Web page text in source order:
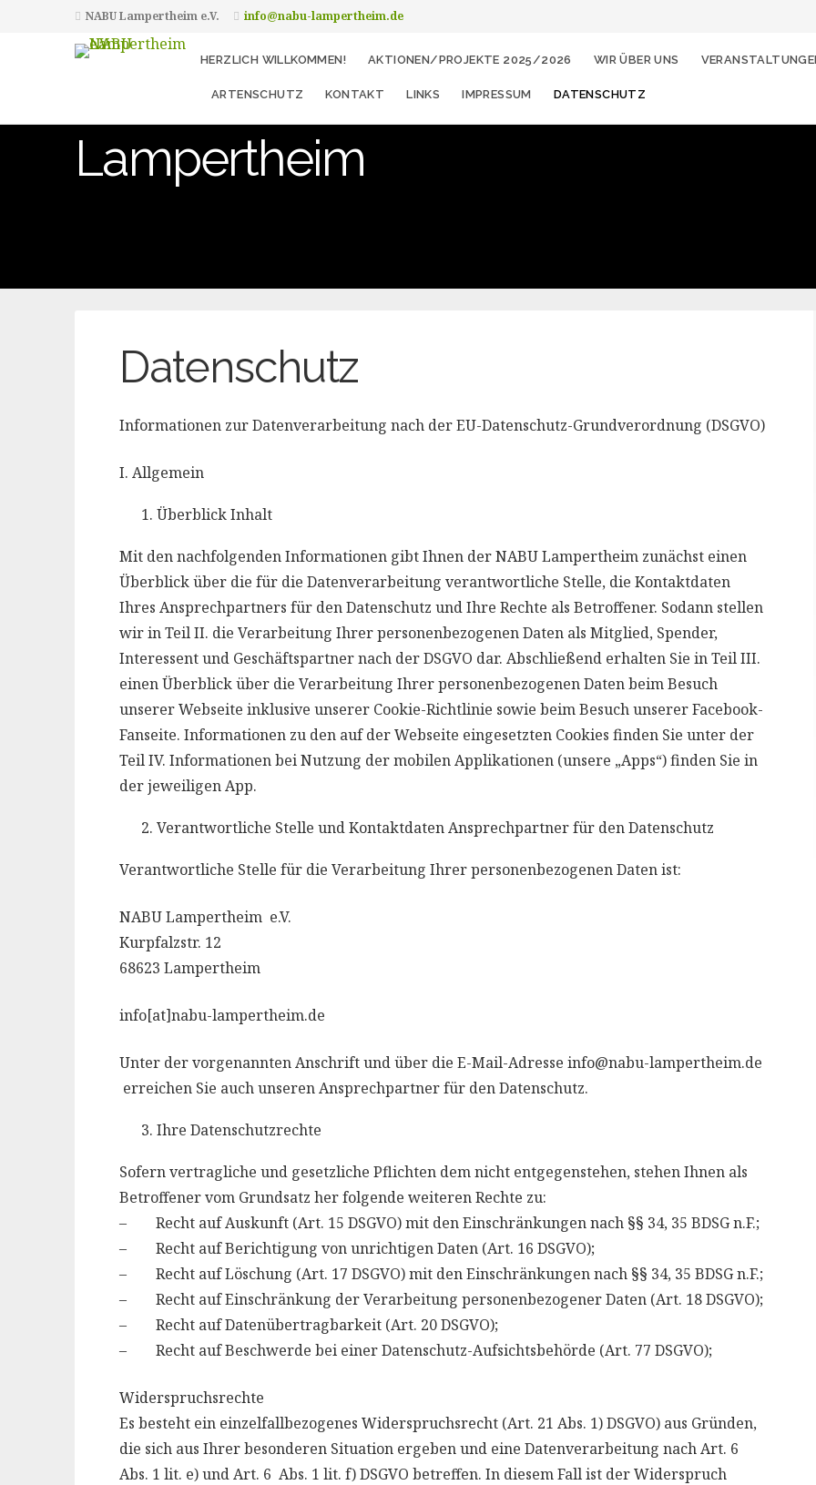
NABU Lampertheim e.V. info@nabu-lampertheim.de
HERZLICH WILLKOMMEN! AKTIONEN/PROJEKTE 2025/2026 WIR ÜBER UNS
ARTENSCHUTZ KONTAKT LINKS IMPRESSUM DATENSCHUTZ
Natur- und Umweltschutz in
Lampertheim
Datenschutz
Informationen zur Datenverarbeitung nach der EU-Datenschutz-Grundverordnung (DSGVO)
I. Allgemein
Überblick Inhalt
Mit den nachfolgenden Informationen gibt Ihnen der NABU Lampertheim zunächst einen
Überblick über die für die Datenverarbeitung verantwortliche Stelle, die Kontaktdaten
Ihres Ansprechpartners für den Datenschutz und Ihre Rechte als Betroffener. Sodann stellen
wir in Teil II. die Verarbeitung Ihrer personenbezogenen Daten als Mitglied, Spender,
Interessent und Geschäftspartner nach der DSGVO dar. Abschließend erhalten Sie in Teil III.
einen Überblick über die Verarbeitung Ihrer personenbezogenen Daten beim Besuch
unserer Webseite inklusive unserer Cookie-Richtlinie sowie beim Besuch unserer Facebook-
Fanseite. Informationen zu den auf der Webseite eingesetzten Cookies finden Sie unter der
Teil IV. Informationen bei Nutzung der mobilen Applikationen (unsere „Apps“) finden Sie in
der jeweiligen App.
Verantwortliche Stelle und Kontaktdaten Ansprechpartner für den Datenschutz
Verantwortliche Stelle für die Verarbeitung Ihrer personenbezogenen Daten ist:
NABU Lampertheim e.V.
Kurpfalzstr. 12
68623 Lampertheim
info[at]nabu-lampertheim.de
Unter der vorgenannten Anschrift und über die E-Mail-Adresse info@nabu-lampertheim.de
erreichen Sie auch unseren Ansprechpartner für den Datenschutz.
Ihre Datenschutzrechte
Sofern vertragliche und gesetzliche Pflichten dem nicht entgegenstehen, stehen Ihnen als
Betroffener vom Grundsatz her folgende weiteren Rechte zu:
– Recht auf Auskunft (Art. 15 DSGVO) mit den Einschränkungen nach §§ 34, 35 BDSG n.F.;
– Recht auf Berichtigung von unrichtigen Daten (Art. 16 DSGVO);
– Recht auf Löschung (Art. 17 DSGVO) mit den Einschränkungen nach §§ 34, 35 BDSG n.F.;
– Recht auf Einschränkung der Verarbeitung personenbezogener Daten (Art. 18 DSGVO);
– Recht auf Datenübertragbarkeit (Art. 20 DSGVO);
– Recht auf Beschwerde bei einer Datenschutz-Aufsichtsbehörde (Art. 77 DSGVO);
Widerspruchsrechte
Es besteht ein einzelfallbezogenes Widerspruchsrecht (Art. 21 Abs. 1) DSGVO) aus Gründen,
die sich aus Ihrer besonderen Situation ergeben und eine Datenverarbeitung nach Art. 6
Abs. 1 lit. e) und Art. 6 Abs. 1 lit. f) DSGVO betreffen. In diesem Fall ist der Widerspruch